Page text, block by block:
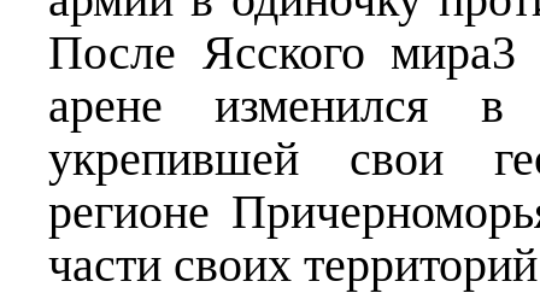
После Ясского мира3
арене изменился в
укрепившей свои
регионе
части своих